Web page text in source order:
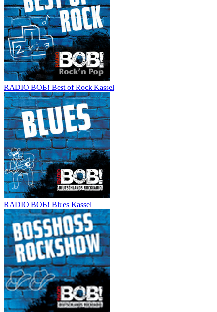
RADIO BOB! Best of Rock Kassel
RADIO BOB! Blues Kassel